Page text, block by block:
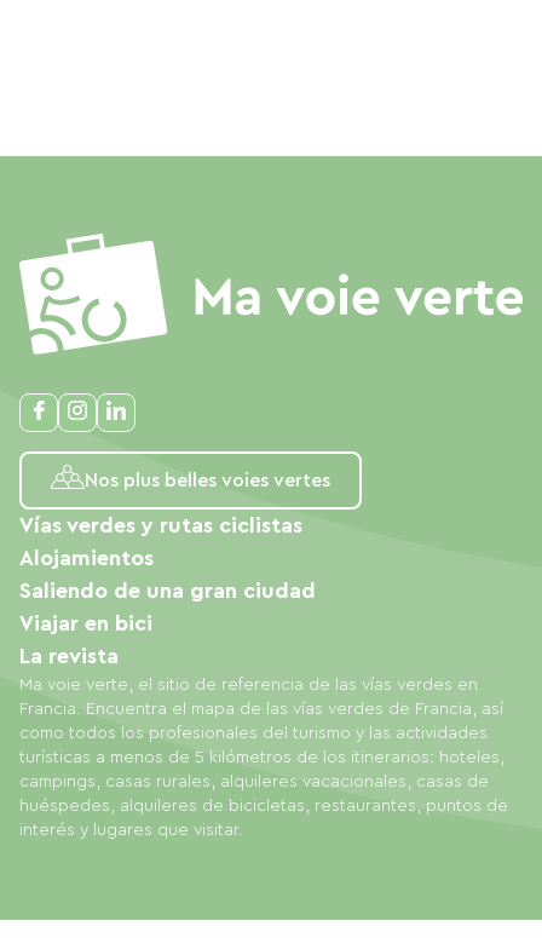
Nos plus belles voies vertes
Ma voie verte, el sitio de referencia de las vías verdes en
Francia. Encuentra el mapa de las vías verdes de Francia, así
como todos los profesionales del turismo y las actividades
turísticas a menos de 5 kilómetros de los itinerarios: hoteles,
campings, casas rurales, alquileres vacacionales, casas de
huéspedes, alquileres de bicicletas, restaurantes, puntos de
interés y lugares que visitar.
Vías verdes y rutas ciclistas
Alojamientos
Saliendo de una gran ciudad
Viajar en bici
La revista